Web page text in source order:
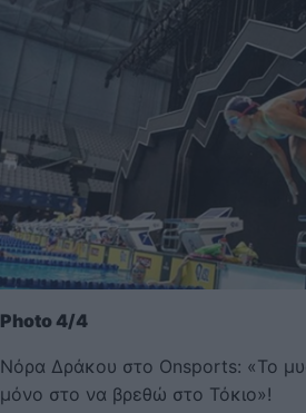
Photo 4/4
Νόρα Δράκου στο Onsports: «Το
μόνο στο να βρεθώ στο Τόκιο»!